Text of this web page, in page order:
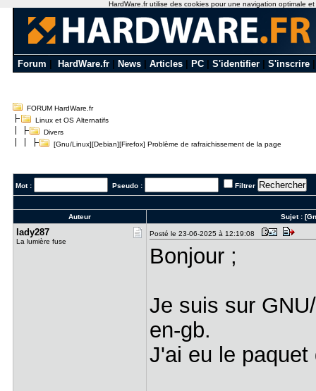
Forum HardWare.fr News Articles PC S'identifier S'inscrire
FORUM HardWare.fr
Linux et OS Alternatifs
Divers
[Gnu/Linux][Debian][Firefox] Problème de rafraichissement de la page
Mot : Pseudo : Filtrer
Auteur Sujet :
lady287
La lumière fuse
Posté le 23-06-2025 à 12:19:08
Bonjour ;
Je suis sur
en-gb.
J'ai eu le
HardWare.fr utilise des cookies pour une navigation optimale